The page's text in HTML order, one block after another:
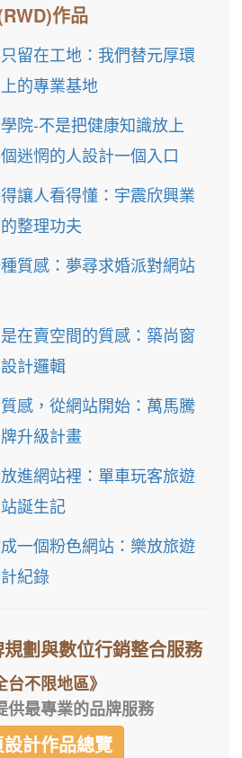
作品
留在工地：我們替元厚環
的專業基地
院-不是把健康知識放上
迷惘的人設計一個入口
讓人看得懂：宇震欣興業
整理功夫
質感：夢尋求婚派對網站
在賣空間的質感：築尚窗
計邏輯
感，從網站開始：萬馬騰
升級計畫
進網站裡：單車玩客旅遊
誕生記
一個粉色網站：樂放旅遊
紀錄
劃與數位行銷整合服務
台不限地區》
供最專業的品牌服務
計作品總覽